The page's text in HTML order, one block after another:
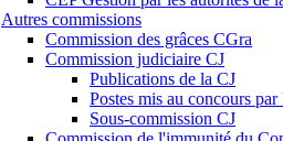
Autres commissions
Commission des grâces CGra
Commission judiciaire CJ
Publications de la CJ
Postes mis au concours
Sous-commission CJ